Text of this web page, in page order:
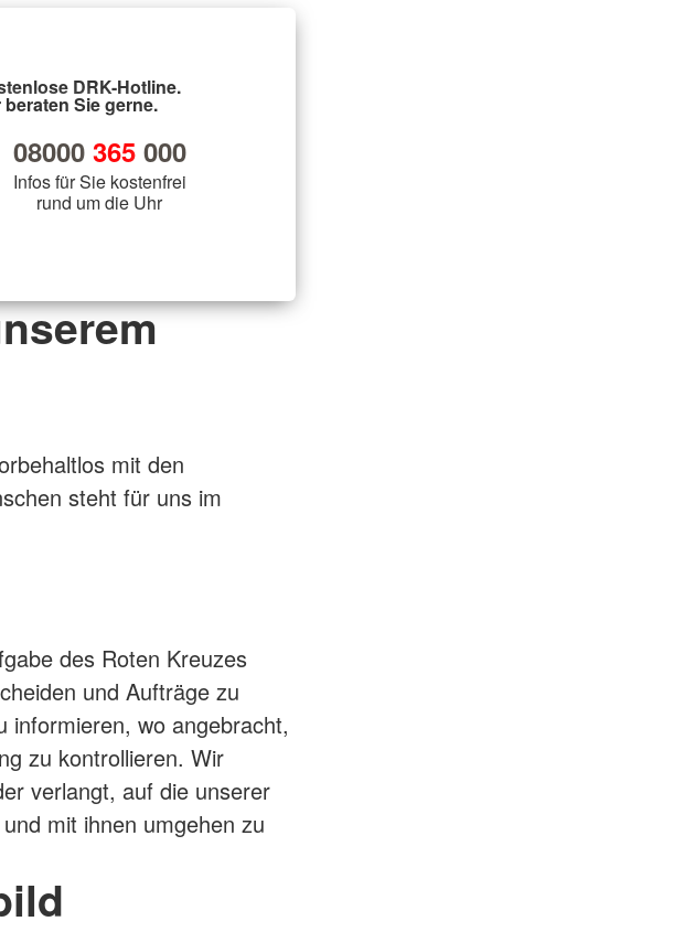
DRK-Hotline.
beraten Sie gerne.
08000 365000
Infos für Sie kostenfrei
rund um die Uhr
mit den
steht für uns im
des Roten Kreuzes
und Aufträge zu
informieren, wo angebracht,
zu kontrollieren. Wir
verlangt, auf die unserer
mit ihnen umgehen zu